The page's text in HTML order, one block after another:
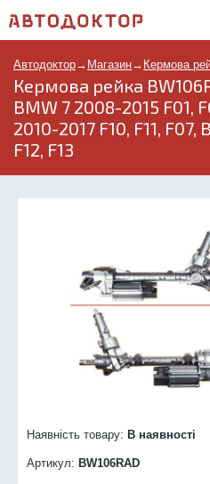
Автодоктор→ Магазин→ Кермова
Кермова рейка
BMW 7 2008-2015 F01,
2010-2017 F10, F11, F07,
F12, F13
Наявність товару: В наявності
Артикул: BW106RAD